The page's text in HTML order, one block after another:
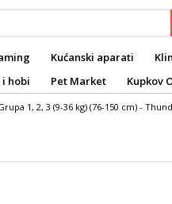
Kućanski aparati
i hobi Pet Market Kupkov
1, 2, 3 (9-36 kg) (76-150 cm) -